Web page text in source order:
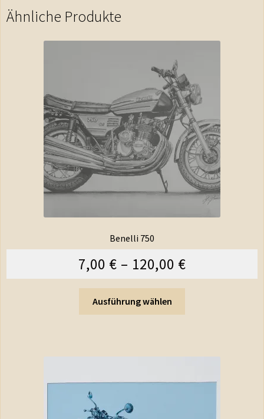
Ähnliche Produkte
Benelli 750
7,00 € – 120,00 €
Ausführung wählen